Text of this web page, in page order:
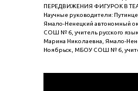
ПЕРЕДВИЖЕНИЯ ФИГУРОК В
Научные руководители:
Ямало-Ненецкий автономный
СОШ № 6, учитель русского
Марина Николаевна, Ямало-
Ноябрьск, МБОУ СОШ № 6,